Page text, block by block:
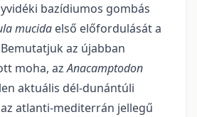
bazídiumos gombás
mucida első előfordulását a
az újabban
moha, azAnacamptodon
aktuális dél-dunántúli
atlanti-mediterrán jellegű